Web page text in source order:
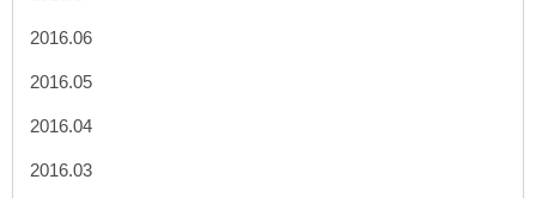
2016.06
2016.05
2016.04
2016.03